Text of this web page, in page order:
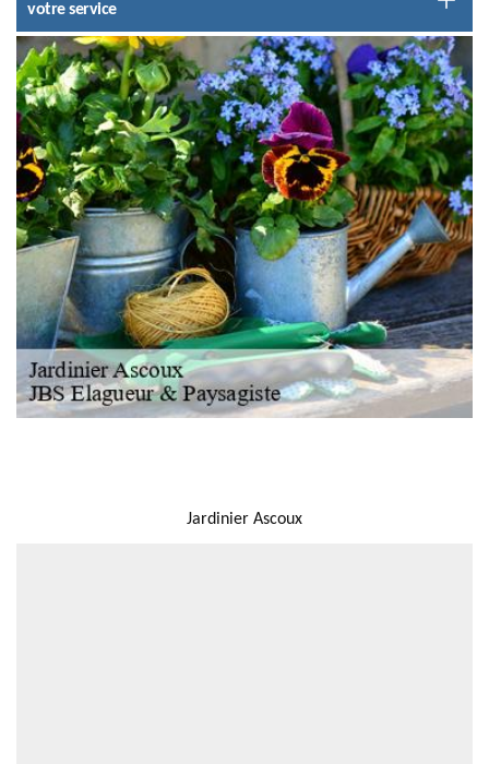
votre service
Jardinier Ascoux